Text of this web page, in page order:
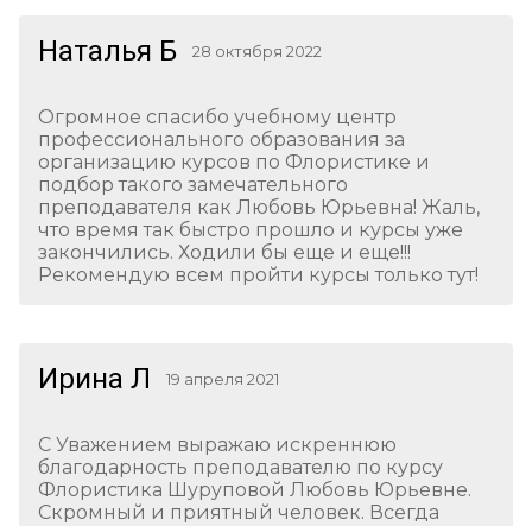
Наталья Б 28 октября 2022
Огромное спасибо учебному центр
профессионального образования за
организацию курсов по Флористике и
подбор такого замечательного
преподавателя как Любовь Юрьевна! Жаль,
что время так быстро прошло и курсы уже
закончились. Ходили бы еще и еще!!!
Рекомендую всем пройти курсы только тут!
Ирина Л 19 апреля 2021
С Уважением выражаю искреннюю
благодарность преподавателю по курсу
Флористика Шуруповой Любовь Юрьевне.
Скромный и приятный человек. Всегда